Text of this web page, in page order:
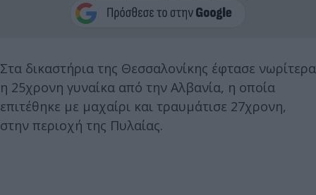
Στα δικαστήρια της Θεσσαλονίκης έφτασε νωρίτερα
η 25χρονη γυναίκα από την Αλβανία, η οποία
επιτέθηκε με μαχαίρι και τραυμάτισε 27χρονη,
στην περιοχή της Πυλαίας.